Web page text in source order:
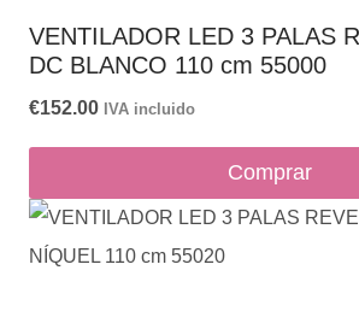
VENTILADOR LED 3 PALAS
DC BLANCO 110 cm 55000
€152.00 IVA incluido
Comprar